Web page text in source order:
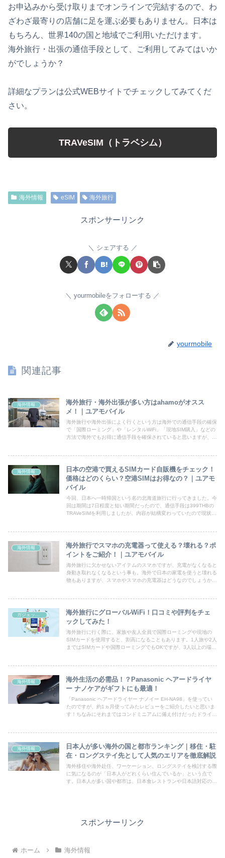
お申込みから受け取りまでオンラインで完結するので、わ
ざわざ最寄りの店舗に足を運ぶ必要もありません。日本は
もちろん、世界140の国と地域でご利用いただけます。
海外旅行・出張の通信手段として、ご利用してみてはいか
がでしょうか？
詳細なプランは公式WEBサイトでチェックしてみてくだ
さい。
TRAVeSIM（トラベシム）
海外情報 eSIM 海外旅行
スポンサーリンク
シェアする
yourmobileをフォローする
yourmobile
関連記事
海外情報
海外旅行・海外出張が多い方はahamoがオスス
メ！｜ユアモバイル
海外旅行や海外出張によく行くという方は海外での通信手段の確保
で「国際ローミング」や「レンタルWiFi」「現地SIM購入」などの
方法で海外でもお得に通信手段を確保されていると思いますが、そ
海外情報
日本の空港で買えるSIMカード自販機をチェック！
価格はどのくらい？空港SIMはお得なの？｜ユアモ
バイル
今回、日本へ一時帰国という名の北海道旅行に行ってきました。今
回は期間は7日程度と短い期間だったので、通信手段は399THBの
TRAVeSIMを利用しましたが、内容が結構変わっていたので現状は
海外情報
海外旅行でスマホの充電器って使える？壊れる？ポ
イントをご紹介！｜ユアモバイル
海外旅行に欠かせないアイテムのスマホですが、充電がなくなると
身動き取れなくなるという事も。海外で日本の家電を使うと壊れる
物もありますが、スマホやスマホの充電器はどうなのでしょうか？
ガジェット系
海外旅行にグローバルWiFi！口コミや評判をチェ
ックしてみた！
海外旅行に行く際に、家族や友人全員で国際ローミングや現地の
SIMカードを使用すると、割高になることもあります。1人旅や2人
まではSIMカードや国際ローミングでもOKですが、3人以上の場合
海外情報
海外生活の必需品！？Panasonic ヘアードライヤ
ー ナノケアがギフトにも最適！
「Panasonic ヘアードライヤー ナノイー EH-NA98」を使ってい
たのですが、約1ヵ月使ってみたレビューをご紹介したいと思いま
す！ちなみにそれまではコンドミニアムに備え付けだったドライヤ
海外情報
日本人が多い海外の国と都市ランキング｜移住・駐
在・ロングステイ先として人気のエリアを徹底解説
海外移住や海外赴任、ワーケーション、ロングステイを検討する際
に気になるのが「日本人がどれくらい住んでいるか」という点で
す。日本人が多い国や都市は、日本食レストランや日本語対応の病
スポンサーリンク
ホーム 海外情報